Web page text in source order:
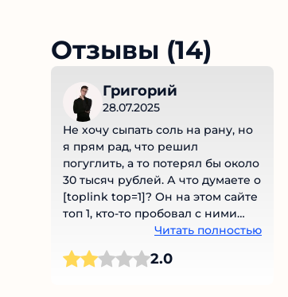
Отзывы (14)
Григорий
28.07.2025
Не хочу сыпать соль на рану, но
я прям рад, что решил
погуглить, а то потерял бы около
30 тысяч рублей. А что думаете о
[toplink top=1]? Он на этом сайте
топ 1, кто-то пробовал с ними
Читать полностью
2.0